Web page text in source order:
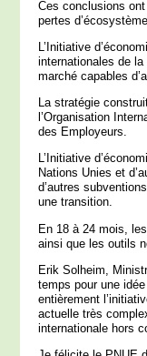
Ces conclusions
pertes
L’Initiative
internationales de
marché capables
La stratégie
l’Organisation
des Employeurs.
L’Initiative
Nations Unies et
d’autres
une transition.
En 18 à 24 mois,
ainsi que les outils
Erik Solheim,
temps pour une
entièrement
actuelle très
internationale hors